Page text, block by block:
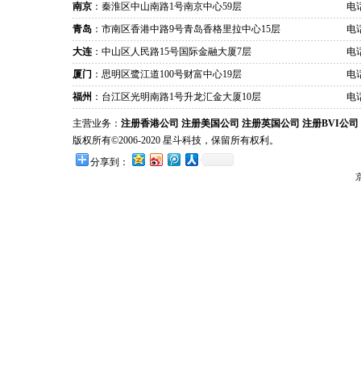
南京 ：秦淮区中山南路1号南京中心59层
电
青岛 ：市南区香港中路9号青岛香格里拉中心15层
电
大连 ：中山区人民路15号国际金融大厦7层
电
厦门 ：思明区鹭江道100号财富中心19层
电
福州 ：台江区光明南路1号升龙汇金大厦10层 电
主营业务： 注册香港公司 注册美国公司 注册英国公司 注册BVI公司
版权所有©2006-2020 星斗科技，保留所有权利。
分享到：